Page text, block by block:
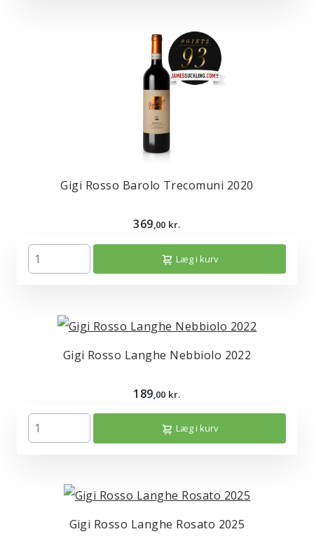
Gigi Rosso Barolo Trecomuni 2020
369,00 kr.
Læg i kurv
Gigi Rosso Langhe Nebbiolo 2022
189,00 kr.
Læg i kurv
Gigi Rosso Langhe Rosato 2025